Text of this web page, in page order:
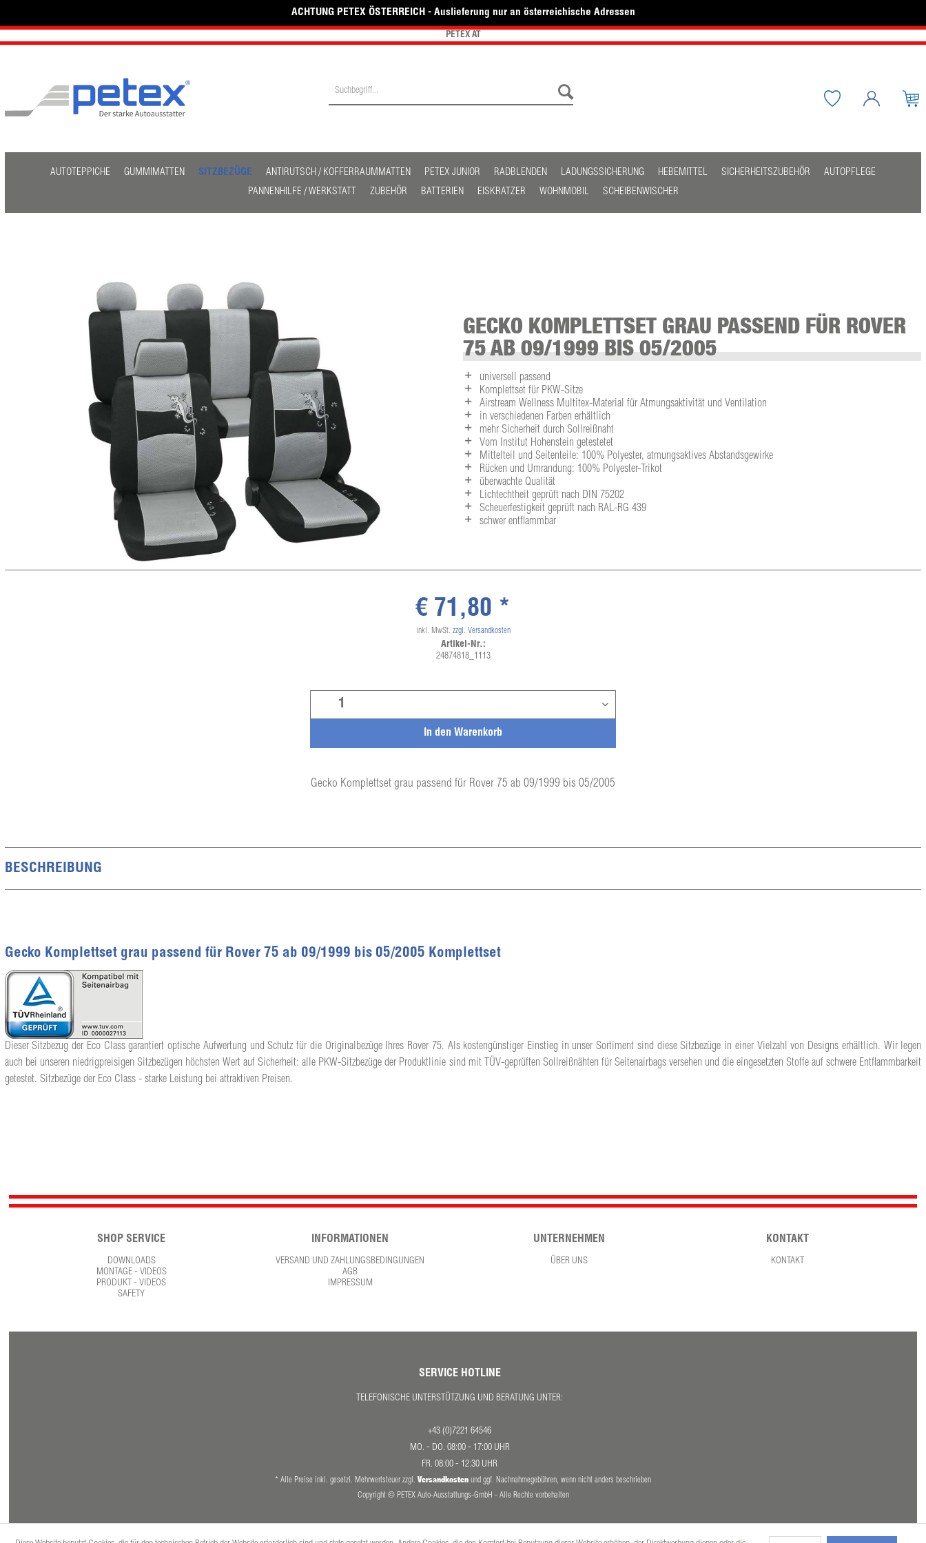
ACHTUNG PETEX ÖSTERREICH - Auslieferung nur an österreichische Adressen
PETEX AT
AUTOTEPPICHE GUMMIMATTEN SITZBEZÜGE ANTIRUTSCH / KOFFERRAUMMATTEN PETEX JUNIOR RADBLENDEN LADUNGSSICHERUNG HEBEMITTEL SICHERHEITSZUBEHÖR
AUTOPFLEGE
PANNENHILFE / WERKSTATT
ZUBEHÖR BATTERIEN EISKRATZER WOHNMOBIL SCHEIBENWISCHER
GECKO KOMPLETTSET GRAU PASSEND FÜR ROVER
75 AB 09/1999 BIS 05/2005
universell passend
Komplettset für PKW-Sitze
Airstream Wellness Multitex-Material für Atmungsaktivität und Ventilation
in verschiedenen Farben erhältlich
mehr Sicherheit durch Sollreißnaht
Vom Institut Hohenstein getestetet
Mittelteil und Seitenteile: 100% Polyester, atmungsaktives Abstandsgewirke
Rücken und Umrandung: 100% Polyester-Trikot
überwachte Qualität
Lichtechtheit geprüft nach DIN 75202
Scheuerfestigkeit geprüft nach RAL-RG 439
schwer entflammbar
Gecko Komplettset grau passend für Rover 75 ab 09/1999 bis 05/2005
In den Warenkorb
€ 71,80 *
inkl. MwSt. zzgl. Versandkosten
Artikel-Nr.:
24874818_1113
BESCHREIBUNG
Gecko Komplettset grau passend für Rover 75 ab 09/1999 bis 05/2005 Komplettset
Dieser Sitzbezug der Eco Class garantiert optische Aufwertung und Schutz für die Originalbezüge Ihres Rover 75. Als kostengünstiger Einstieg in unser Sortiment sind diese Sitzbezüge in einer Vielzahl von Designs erhältlich. Wir legen
auch bei unseren niedrigpreisigen Sitzbezügen höchsten Wert auf Sicherheit: alle PKW-Sitzbezüge der Produktlinie sind mit TÜV-geprüften Sollreißnähten für Seitenairbags versehen und die eingesetzten Stoffe auf schwere Entflammbarkeit
getestet. Sitzbezüge der Eco Class - starke Leistung bei attraktiven Preisen.
SHOP SERVICE
DOWNLOADS
MONTAGE - VIDEOS
PRODUKT - VIDEOS
SAFETY
INFORMATIONEN
VERSAND UND ZAHLUNGSBEDINGUNGEN
AGB
IMPRESSUM
UNTERNEHMEN
ÜBER UNS
KONTAKT
KONTAKT
SERVICE HOTLINE
TELEFONISCHE UNTERSTÜTZUNG UND BERATUNG UNTER:
+43 (0)7221 64546
MO. - DO. 08:00 - 17:00 UHR
FR. 08:00 - 12:30 UHR
* Alle Preise inkl. gesetzl. Mehrwertsteuer zzgl. Versandkosten und ggf. Nachnahmegebühren, wenn nicht anders beschrieben
Copyright © PETEX Auto-Ausstattungs-GmbH - Alle Rechte vorbehalten